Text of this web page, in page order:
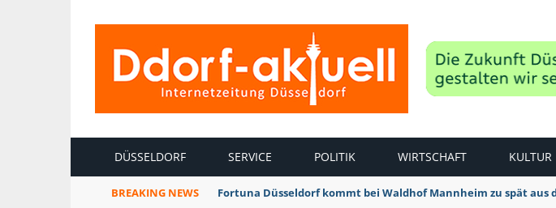
DÜSSELDORF SERVICE POLITIK WIRTSCHAFT KULTUR
BREAKING NEWS Fortuna Düsseldorf kommt bei Waldhof Mannheim zu spät aus